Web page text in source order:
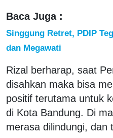
Baca Juga :
Singgung Retret, PDIP
dan Megawati
Rizal berharap, saat
disahkan maka bisa
positif terutama untuk
di Kota Bandung. Di
merasa dilindungi, dan